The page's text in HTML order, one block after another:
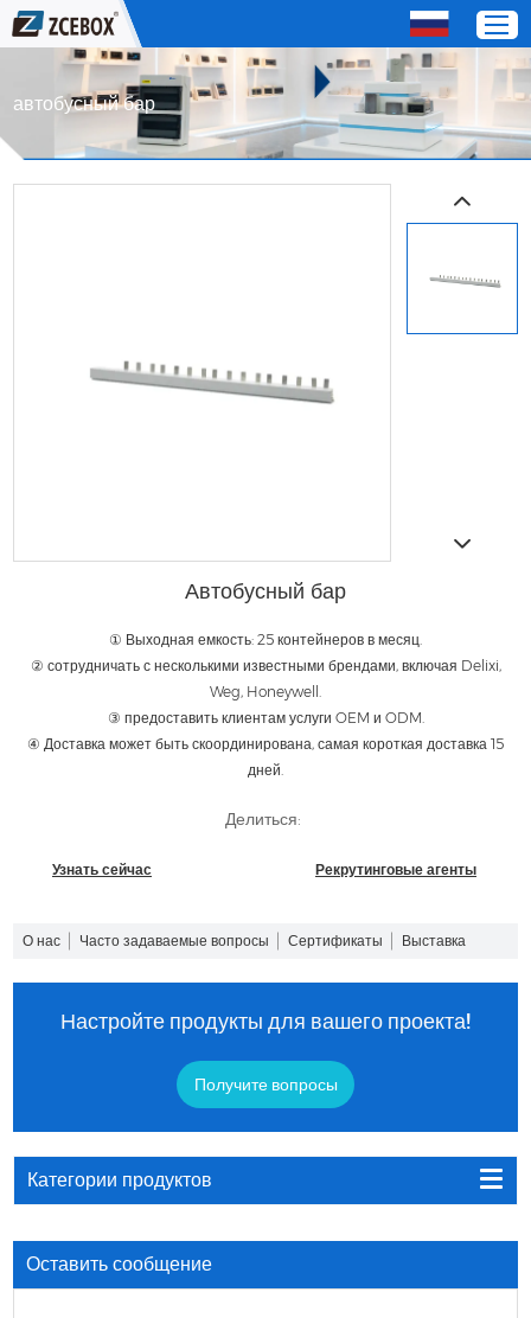
Дом
автобусный бар
Автобусный бар
① Выходная емкость: 25 контейнеров в месяц.
② сотрудничать с несколькими известными брендами, включая Delixi,
Weg, Honeywell.
③ предоставить клиентам услуги OEM и ODM.
④ Доставка может быть скоординирована, самая короткая доставка 15
дней.
Делиться:
Узнать сейчас Рекрутинговые агенты
О нас Часто задаваемые вопросы Сертификаты Выставка
Настройте продукты для вашего проекта!
Получите вопросы
Категории продуктов
Оставить сообщение